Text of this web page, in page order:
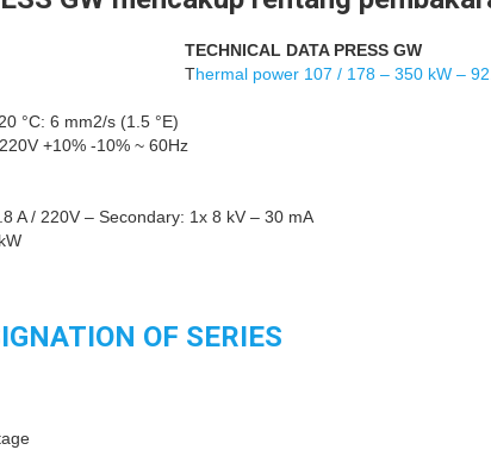
TECHNICAL DATA PRESS GW
Thermal power 107 / 178 – 350 kW –
°C: 6 mm2/s (1.5 °E)
+10% -10% ~ 60Hz
A / 220V – Secondary: 1x 8 kV – 30 mA
OF SERIES